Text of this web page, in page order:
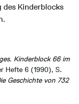
Kinderblocks
Kinderblock 66 im
Hefte 6 (1990), S.
Geschichte von 732